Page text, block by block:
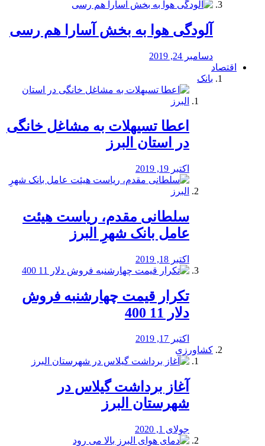
آلودگی هوا به بخش آسارا هم رسی
دسامبر 24, 2019
اقتصاد
بانک
️اعطا تسیهلات به مشاغل خانگی
در استان البرز
اکتبر 19, 2019
سلطانی مقدم، ریاست هیئت
عامل بانک شهرِ البرز
اکتبر 18, 2019
تکرار قیمت چهارشنبه فروش
دلار 11 400
اکتبر 17, 2019
کشاورزی
آغاز برداشت گیلاس در
شهرستان البرز
جولای 1, 2020